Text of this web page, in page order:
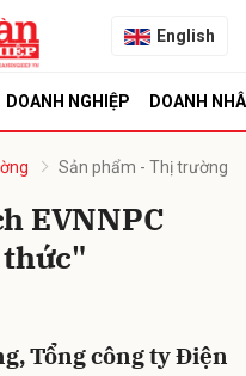
English
DOANH NGHIỆP DOANH
Sản phẩm - Thị trường
EVNNPC
Tổng công ty Điện